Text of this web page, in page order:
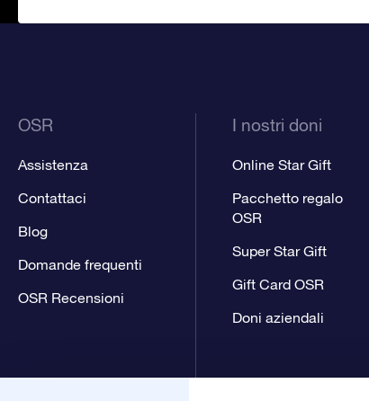
OSR
Assistenza
Contattaci
Blog
Domande frequenti
OSR Recensioni
I nostri doni
Online Star Gift
Pacchetto regalo
OSR
Super Star Gift
Gift Card OSR
Doni aziendali